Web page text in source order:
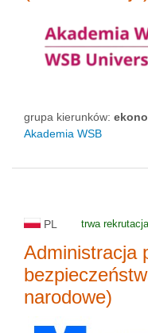
grupa kierunków:
Akademia WSB
PL trwa rekrutacja
Administracja
narodowe)